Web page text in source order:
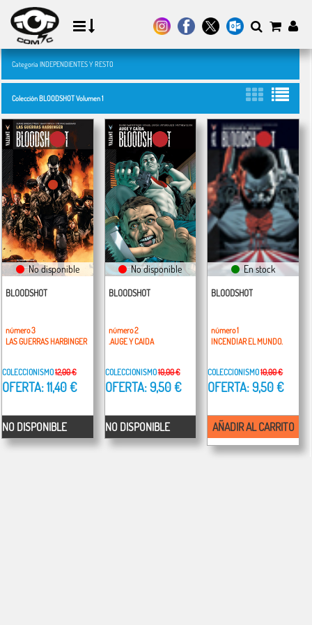
Categoría INDEPENDIENTES Y RESTO
Colección BLOODSHOT Volumen 1
No disponible
BLOODSHOT
número 3
LAS GUERRAS HARBINGER
COLECCIONISMO12,00 €
OFERTA: 11,40 €
NO DISPONIBLE
No disponible
BLOODSHOT
número 2
.AUGE Y CAIDA
COLECCIONISMO10,00 €
OFERTA: 9,50 €
NO DISPONIBLE
En stock
BLOODSHOT
número 1
INCENDIAR EL MUNDO.
COLECCIONISMO10,00 €
OFERTA: 9,50 €
AÑADIR AL CARRITO